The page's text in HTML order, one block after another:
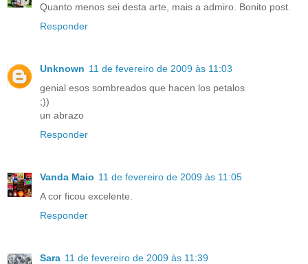
Quanto menos sei desta arte, mais a admiro. Bonito post.
Responder
Unknown 11 de fevereiro de 2009 às 11:03
genial esos sombreados que hacen los petalos
;))
un abrazo
Responder
Vanda Maio 11 de fevereiro de 2009 às 11:05
A cor ficou excelente.
Responder
Sara 11 de fevereiro de 2009 às 11:39